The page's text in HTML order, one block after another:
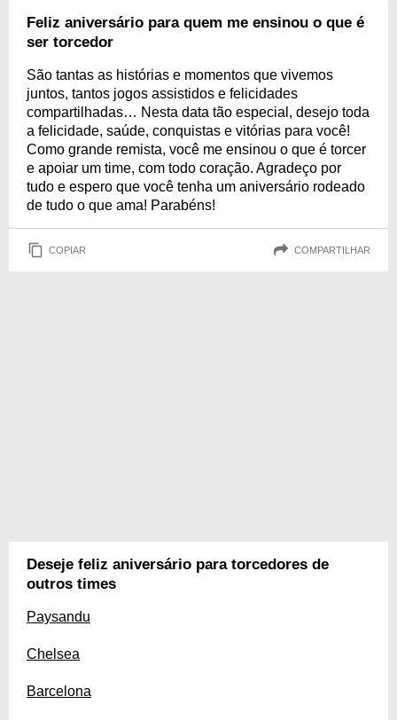
Feliz aniversário para quem me ensinou o que é
ser torcedor
São tantas as histórias e momentos que vivemos
juntos, tantos jogos assistidos e felicidades
compartilhadas… Nesta data tão especial, desejo toda
a felicidade, saúde, conquistas e vitórias para você!
Como grande remista, você me ensinou o que é torcer
e apoiar um time, com todo coração. Agradeço por
tudo e espero que você tenha um aniversário rodeado
de tudo o que ama! Parabéns!
COPIAR COMPARTILHAR
Deseje feliz aniversário para torcedores de
outros times
Paysandu
Chelsea
Barcelona